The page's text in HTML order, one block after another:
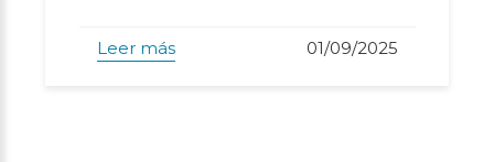
Leer más 01/09/2025